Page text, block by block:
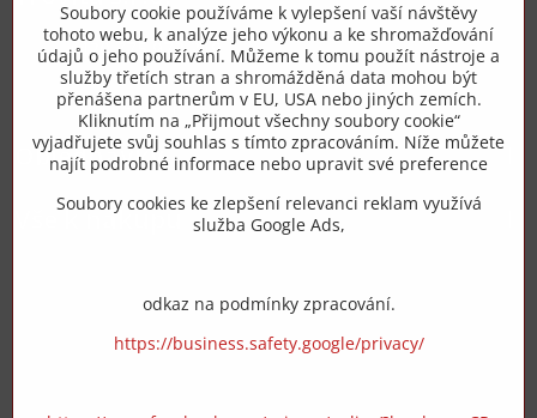
+420 775 973 319
info​@zipzop​.cz
Objednávky
Vše k nákupu
Soubory cookie používáme k vylepšení vaší návštěvy
tohoto webu, k analýze jeho výkonu a ke shromažďování
údajů o jeho používání. Můžeme k tomu použít nástroje a
služby třetích stran a shromážděná data mohou být
přenášena partnerům v EU, USA nebo jiných zemích.
Kliknutím na „Přijmout všechny soubory cookie“
vyjadřujete svůj souhlas s tímto zpracováním. Níže můžete
najít podrobné informace nebo upravit své preference
Soubory cookies ke zlepšení relevanci reklam využívá
služba Google Ads,
odkaz na podmínky zpracování.
https://business.safety.google/privacy/